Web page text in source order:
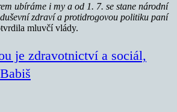
ubíráme i my a od 1. 7. se stane národní
zdraví a protidrogovou politiku paní
mluvčí vlády.
je zdravotnictví a sociál,